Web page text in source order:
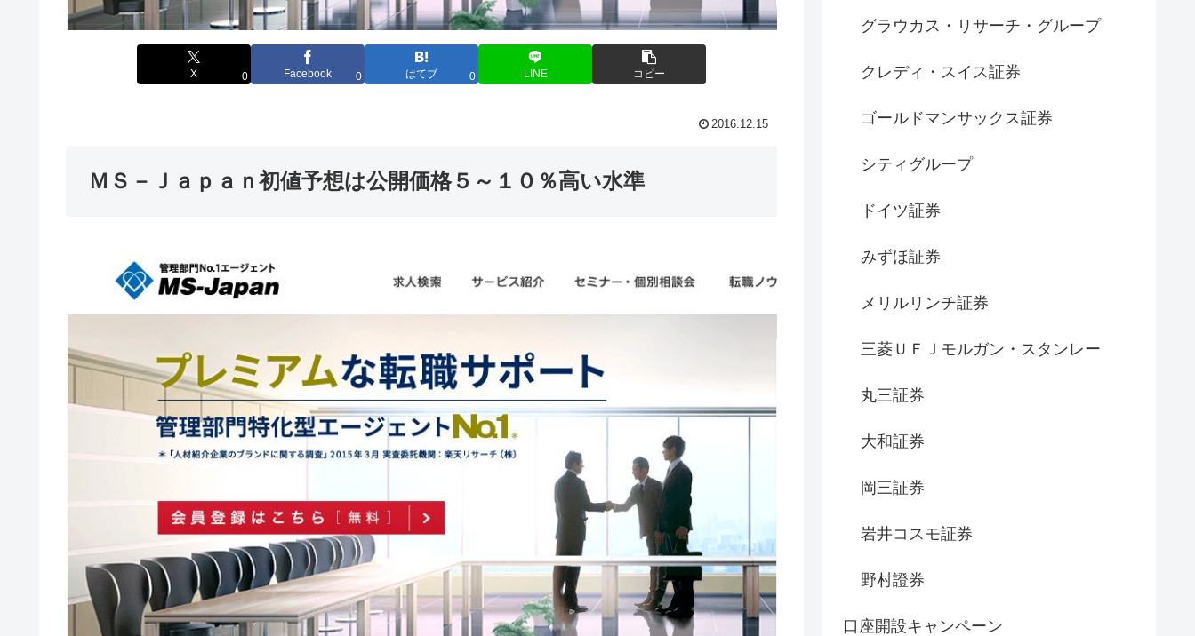
X 0 Facebook 0 はてブ 0 LINE コピー
2016.12.15
ＭＳ－Ｊａｐａｎ初値予想は公開価格５～１０％高い水準
グラウカス・リサーチ・グループ
クレディ・スイス証券
ゴールドマンサックス証券
シティグループ
ドイツ証券
みずほ証券
メリルリンチ証券
三菱ＵＦＪモルガン・スタンレー
丸三証券
大和証券
岡三証券
岩井コスモ証券
野村證券
口座開設キャンペーン